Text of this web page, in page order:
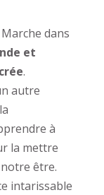
dans
et
.
autre
à
la mettre
être.
intarissable